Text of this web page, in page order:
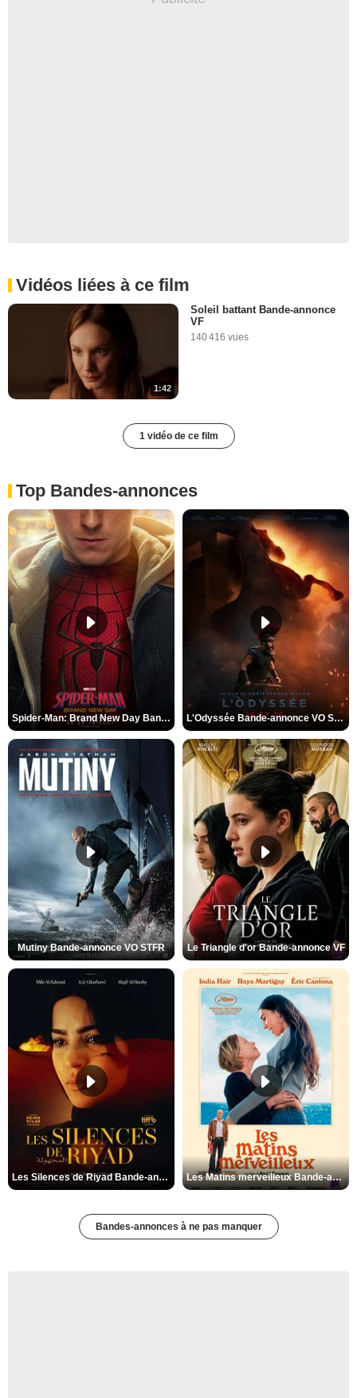
Vidéos liées à ce film
1:42
Soleil battant Bande-annonce
VF
140 416 vues
1 vidéo de ce film
Top Bandes-annonces
Spider-Man: Brand New Day Bande-annonce VO STFR L'Odyssée Bande-annonce VO STFR
Mutiny Bande-annonce VO STFR Le Triangle d'or Bande-annonce VF
Les Silences de Riyad Bande-annonce VO STFR Les Matins merveilleux Bande-annonce VF
Bandes-annonces à ne pas manquer